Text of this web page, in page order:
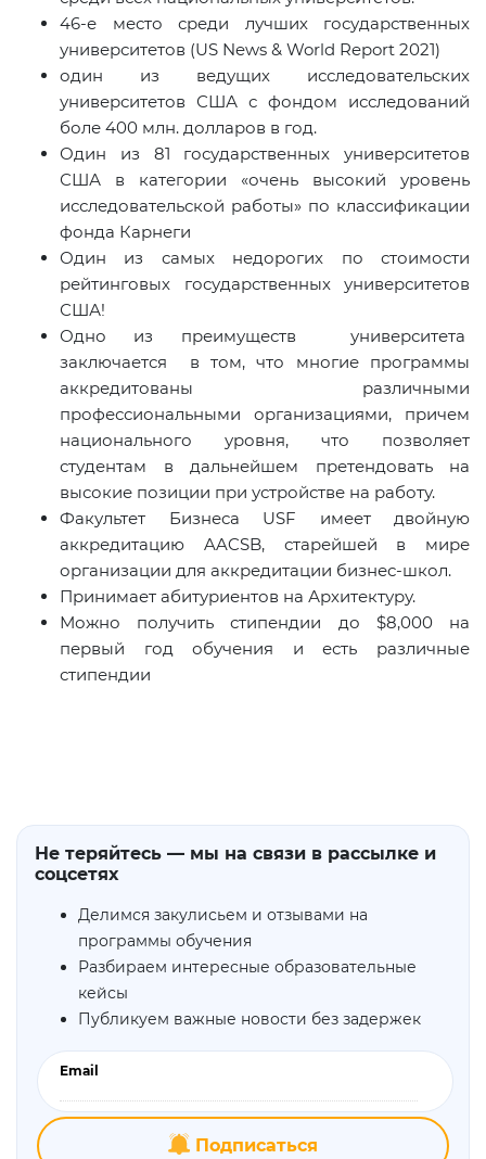
46-е место среди лучших государственных
университетов (US News & World Report 2021)
один из ведущих исследовательских
университетов США с фондом исследований
боле 400 млн. долларов в год.
Один из 81 государственных университетов
США в категории «очень высокий уровень
исследовательской работы» по классификации
фонда Карнеги
Один из самых недорогих по стоимости
рейтинговых государственных университетов
США!
Одно из преимуществ университета
заключается в том, что многие программы
аккредитованы различными
профессиональными организациями, причем
национального уровня, что позволяет
студентам в дальнейшем претендовать на
высокие позиции при устройстве на работу.
Факультет Бизнеса USF имеет двойную
аккредитацию AACSB, старейшей в мире
организации для аккредитации бизнес-школ.
Принимает абитуриентов на Архитектуру.
Можно получить стипендии до $8,000 на
первый год обучения и есть различные
стипендии
Не теряйтесь — мы на связи в рассылке и
соцсетях
Делимся закулисьем и отзывами на
программы обучения
Разбираем интересные образовательные
кейсы
Публикуем важные новости без задержек
Email
Подписаться